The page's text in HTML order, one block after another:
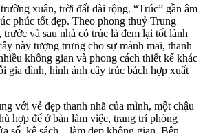
xuân, trời đất dài rộng. “Trúc” gần âm
phúc tốt đẹp. Theo phong thuỷ Trung
và sau nhà có trúc là đem lại tốt lành
này tượng trưng cho sự mảnh mai, thanh
không gian và phong cách thiết kế khác
gia đình, hình ảnh cây trúc bách hợp xuất
với vẻ đẹp thanh nhã của mình, một chậu
hợp để ở bàn làm việc, trang trí phòng
sổ, kệ sách…làm đẹp không gian. Bên